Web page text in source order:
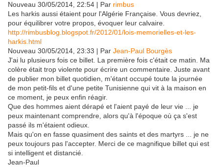
Nouveau 30/05/2014, 22:54 | Par rimbus
Les harkis aussi étaient pour l'Algérie Française. Vous devriez,
pour équilibrer votre propos, évoquer leur calvaire.
http://rimbusblog.blogspot.fr/2012/01/lois-memorielles-et-les-
harkis.html
Nouveau 30/05/2014, 23:33 | Par Jean-Paul Bourgès
J'ai lu plusieurs fois ce billet. La première fois c'était ce matin. Ma
colère était trop violente pour écrire un commentaire. Juste avant
de publier mon billet quotidien, m'étant occupé toute la journée
de mon petit-fils et d'une petite Tunisienne qui vit à la maison en
ce moment, je peux enfin réagir.
Que des hommes aient dérapé et l'aient payé de leur vie ... je
peux maintenant comprendre, alors qu'à l'époque où ça s'est
passé ils m'étaient odieux.
Mais qu'on en fasse quasiment des saints et des martyrs ... je ne
peux toujours pas l'accepter. Merci de ce magnifique billet qui est
si intelligent et distancié.
Jean-Paul